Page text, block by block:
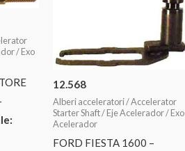
/ Exo
12.568
Alberi acceleratori / Accelerator
Starter Shaft / Eje Acelerador / Exo
Acelerador
FORD FIESTA 1600 –